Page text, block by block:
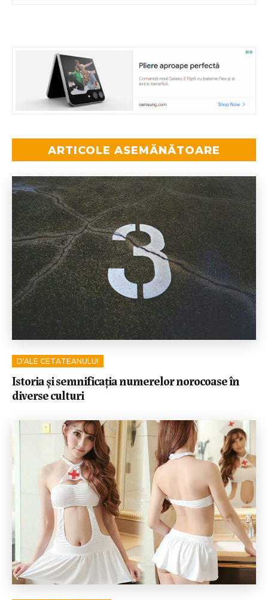
ARTICOLE ASEMĂNĂTOARE
D'ALE CETATEANULUI
Istoria și semnificația numerelor norocoase în
diverse culturi